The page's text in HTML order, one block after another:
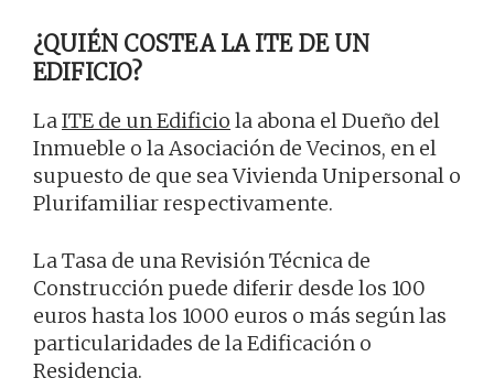
¿QUIÉN COSTEA LA ITE DE UN
EDIFICIO?
LaITE de un Edificio la abona el Dueño del
Inmueble o la Asociación de Vecinos, en el
supuesto de que sea Vivienda Unipersonal o
Plurifamiliar respectivamente.
La Tasa de una Revisión Técnica de
Construcción puede diferir desde los 100
euros hasta los 1000 euros o más según las
particularidades de la Edificación o
Residencia.